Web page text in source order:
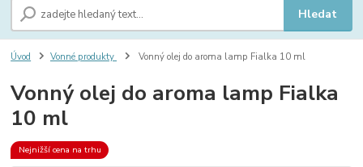
Hledat
Úvod Vonné produkty Vonný olej do aroma lamp Fialka 10 ml
Vonný olej do aroma lamp Fialka
10 ml
Nejnižší cena na trhu